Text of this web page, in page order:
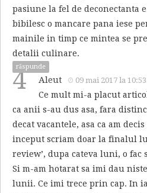
pasiune la fel de deconectanta
bibilesc o mancare pana iese
mainile in timp ce mintea se
detalii culinare.
răspunde
4 Aleut 09 mai 2017 la 10:53
Ce mult mi-a placut
ca anii s-au dus asa, fara
decat vacantele, asa ca am
inceput scriam doar la finalul
review’, dupa cateva luni, o fac
Si m-am hotarat sa imi dau
lunii. Ce imi trece prin cap. In